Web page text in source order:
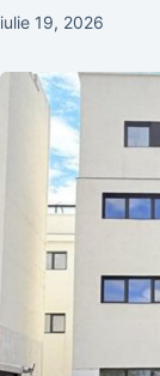
iulie 19, 2026